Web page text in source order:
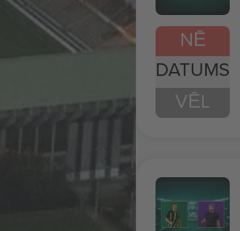
NĒ
DATUMS
VĒL